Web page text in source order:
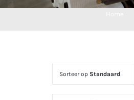
Sorteer op Standaard